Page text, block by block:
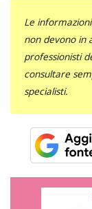
Le
non devono in
professionisti
consultare
specialisti.